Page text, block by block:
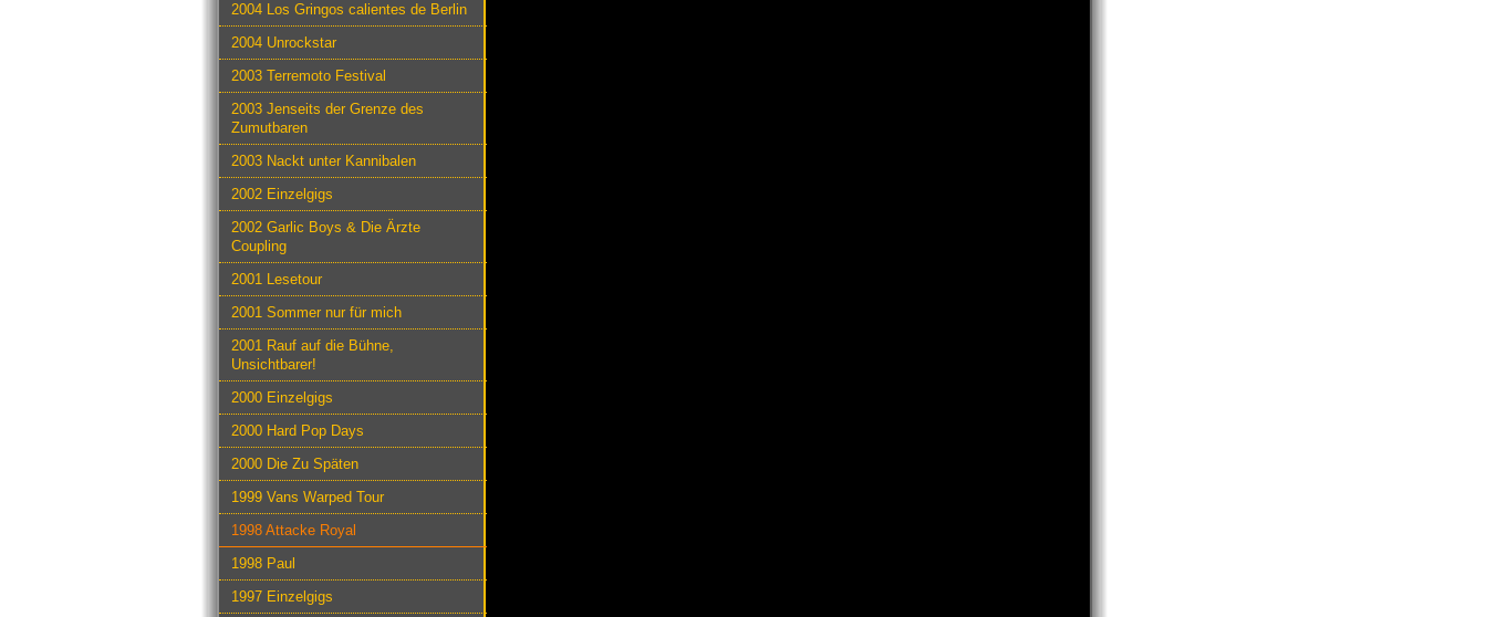
2004 Los Gringos calientes de Berlin
2004 Unrockstar
2003 Terremoto Festival
2003 Jenseits der Grenze des
Zumutbaren
2003 Nackt unter Kannibalen
2002 Einzelgigs
2002 Garlic Boys & Die Ärzte
Coupling
2001 Lesetour
2001 Sommer nur für mich
2001 Rauf auf die Bühne,
Unsichtbarer!
2000 Einzelgigs
2000 Hard Pop Days
2000 Die Zu Späten
1999 Vans Warped Tour
1998 Attacke Royal
1998 Paul
1997 Einzelgigs